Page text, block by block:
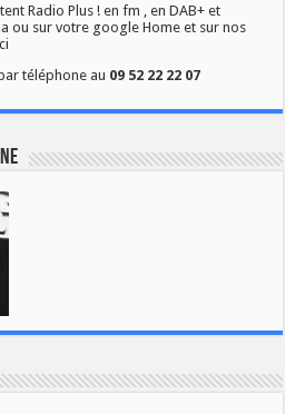
Radio Plus ! en fm , en DAB+ et
ou sur votre google Home et sur nos
téléphone au 09 52 22 22 07